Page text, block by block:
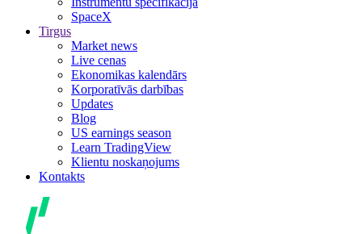
SpaceX
Tirgus
Market news
Live cenas
Ekonomikas kalendārs
Korporatīvās darbības
Updates
Blog
US earnings season
Learn TradingView
Klientu noskaņojums
Kontakts